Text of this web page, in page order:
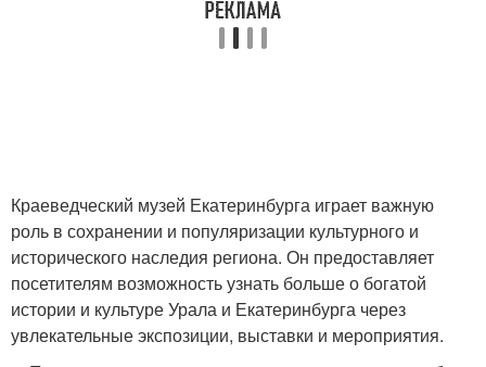
Краеведческий музей Екатеринбурга играет важную
роль в сохранении и популяризации культурного и
исторического наследия региона. Он предоставляет
посетителям возможность узнать больше о богатой
истории и культуре Урала и Екатеринбурга через
увлекательные экспозиции, выставки и мероприятия.